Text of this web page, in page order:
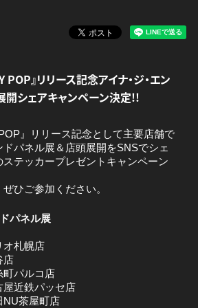
』リリース記念アイナ・ジ・エン
開シェアキャンペーン決定!!
』リリース記念として主要店舗で
パネル展＆店頭展開をSNSでシェ
テッカープレゼントキャンペーン
ひご参加ください。
パネル展
オ札幌店
店
町パルコ店
屋近鉄パッセ店
NU茶屋町店